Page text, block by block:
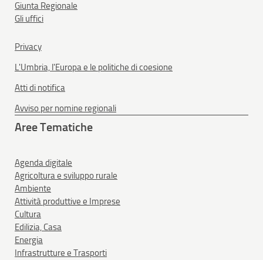
Giunta Regionale
Gli uffici
Privacy
L'Umbria, l'Europa e le politiche di coesione
Atti di notifica
Avviso per nomine regionali
Aree Tematiche
Agenda digitale
Agricoltura e sviluppo rurale
Ambiente
Attività produttive e Imprese
Cultura
Edilizia, Casa
Energia
Infrastrutture e Trasporti